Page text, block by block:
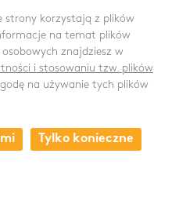
NAS
strony korzystają z plików
na temat plików
znajdziesz w
i stosowaniu tzw. plików
na używanie tych plików
Tylko konieczne